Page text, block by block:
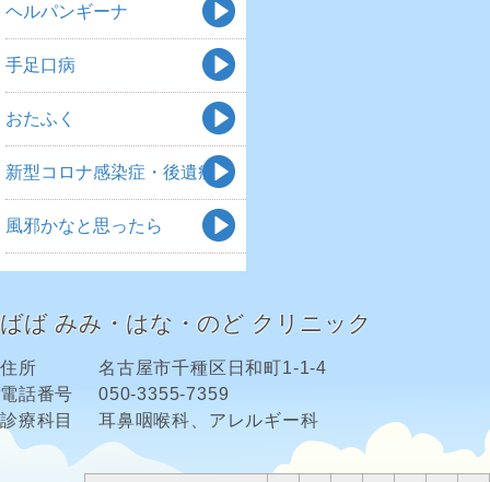
ヘルパンギーナ
手足口病
おたふく
新型コロナ感染症・後遺症
風邪かなと思ったら
ばば みみ・はな・のど クリニック
住所
名古屋市千種区日和町1-1-4
電話番号
050-3355-7359
診療科目
耳鼻咽喉科、アレルギー科